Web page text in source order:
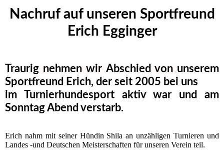
Nachruf auf unseren Sportfreund
Erich Egginger
Traurig nehmen wir Abschied von unserem
Sportfreund Erich, der seit 2005 bei uns
im Turnierhundesport aktiv war und am
Sonntag Abend verstarb.
Erich nahm mit seiner Hündin Shila an unzähligen Turnieren und
Landes -und Deutschen Meisterschaften für unseren Verein teil.